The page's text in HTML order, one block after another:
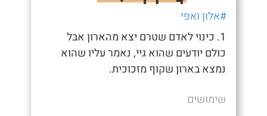
#אלון ואפי
1. כינוי לאדם שטרם יצא מהארון אבל
כולם יודעים שהוא גיי, נאמר עליו שהוא
נמצא בארון שקוף מזכוכית.
שימושים